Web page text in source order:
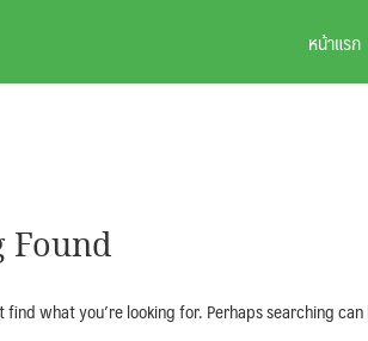
หน้าแรก
Found
find what you’re looking for. Perhaps searching